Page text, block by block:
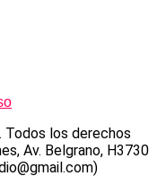
Todos los derechos
Av. Belgrano, H3730